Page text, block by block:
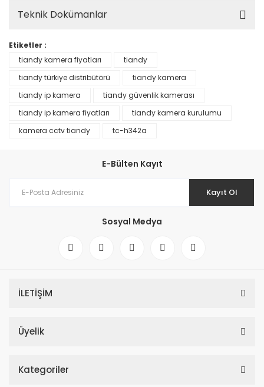
Teknik Dokümanlar
Etiketler :
tiandy kamera fiyatları
tiandy
tiandy türkiye distribütörü
tiandy kamera
tiandy ip kamera
tiandy güvenlik kamerası
tiandy ip kamera fiyatları
tiandy kamera kurulumu
kamera cctv tiandy
tc-h342a
E-Bülten Kayıt
Kayıt Ol
Sosyal Medya
İLETİŞİM
Üyelik
Kategoriler